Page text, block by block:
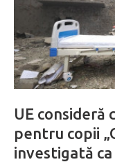
UE consideră
pentru copii
investigată